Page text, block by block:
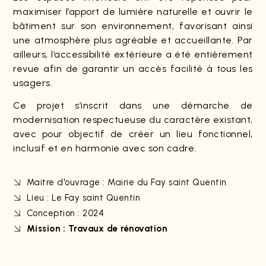
maximiser l’apport de lumière naturelle et ouvrir le
bâtiment sur son environnement, favorisant ainsi
une atmosphère plus agréable et accueillante. Par
ailleurs, l’accessibilité extérieure a été entièrement
revue afin de garantir un accès facilité à tous les
usagers.
Ce projet s’inscrit dans une démarche de
modernisation respectueuse du caractère existant,
avec pour objectif de créer un lieu fonctionnel,
inclusif et en harmonie avec son cadre.
Maitre d'ouvrage : Mairie du Fay saint Quentin
Lieu : Le Fay saint Quentin
Conception : 2024
Mission : Travaux de rénovation